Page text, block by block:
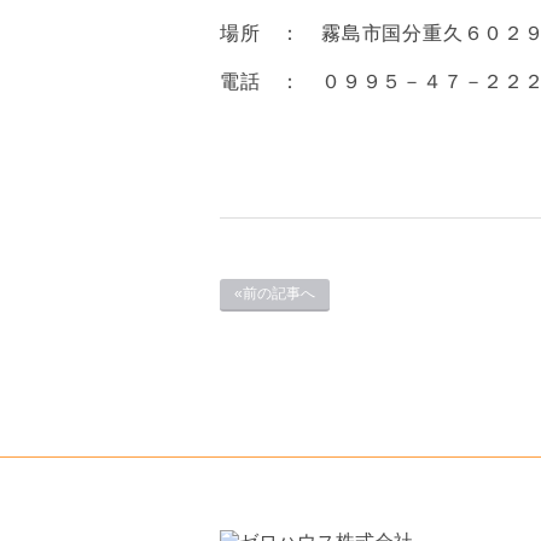
場所 ： 霧島市国分重久６０２
電話 ： ０９９５－４７－２２２
«前の記事へ